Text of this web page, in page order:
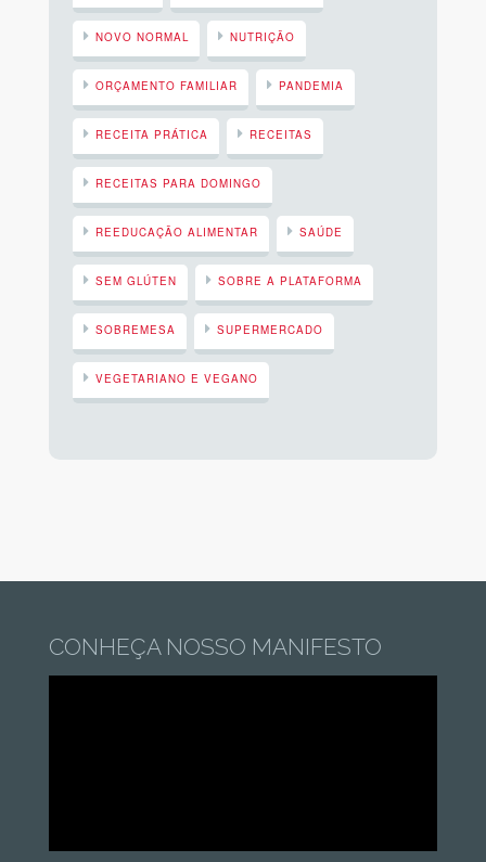
NOVO NORMAL NUTRIÇÃO
ORÇAMENTO FAMILIAR PANDEMIA
RECEITA PRÁTICA RECEITAS
RECEITAS PARA DOMINGO
REEDUCAÇÃO ALIMENTAR SAÚDE
SEM GLÚTEN SOBRE A PLATAFORMA
SOBREMESA SUPERMERCADO
VEGETARIANO E VEGANO
CONHEÇA NOSSO MANIFESTO